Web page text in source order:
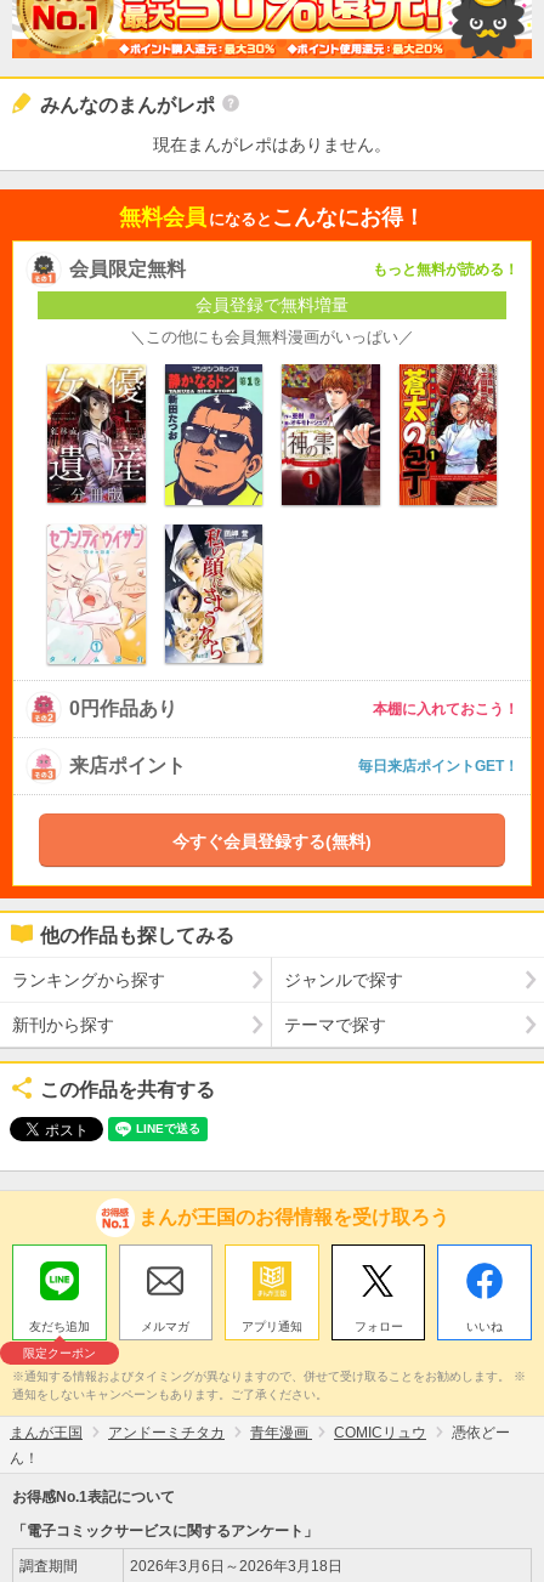
みんなのまんがレポ
現在まんがレポはありません。
無料会員 になると こんなにお得！
会員限定無料 もっと無料が読める！
会員登録で無料増量
＼この他にも会員無料漫画がいっぱい／
0円作品あり 本棚に入れておこう！
来店ポイント 毎日来店ポイントGET！
今すぐ会員登録する(無料)
他の作品も探してみる
ランキングから探す ジャンルで探す
新刊から探す テーマで探す
この作品を共有する
まんが王国のお得情報を受け取ろう
友だち追加
限定クーポン
メルマガ アプリ通知 フォロー いいね
※通知する情報およびタイミングが異なりますので、併せて受け取ることをお勧めします。 ※
通知をしないキャンペーンもあります。ご了承ください。
まんが王国 アンドーミチタカ 青年漫画 COMICリュウ
憑依どー
ん！
お得感No.1表記について
「電子コミックサービスに関するアンケート」
調査期間 2026年3月6日～2026年3月18日